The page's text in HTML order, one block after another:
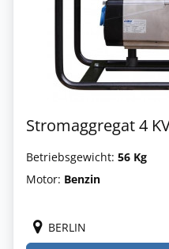
Stromaggregat 4
Betriebsgewicht: 56 Kg
Motor: Benzin
BERLIN